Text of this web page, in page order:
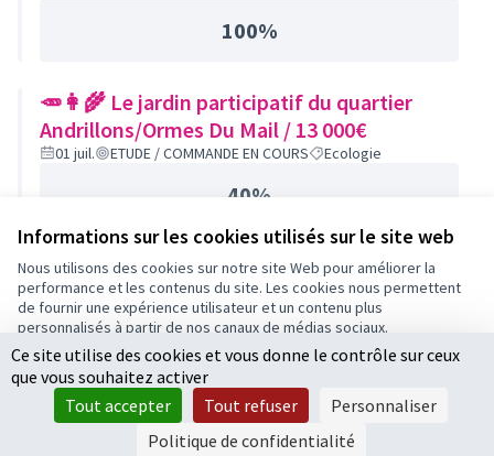
Informations sur les cookies utilisés sur le site web
Nous utilisons des cookies sur notre site Web pour améliorer la
performance et les contenus du site. Les cookies nous permettent
de fournir une expérience utilisateur et un contenu plus
personnalisés à partir de nos canaux de médias sociaux.
Tout accepter
Accepter seulement les cookies essentiels
Paramètres
100%
🥕👩‍🌾 Le jardin participatif du quartier
Andrillons/Ormes Du Mail / 13 000€
01 juil. ETUDE / COMMANDE EN COURS Ecologie
40%
Conditions d'utilisation
Paramètres des cookies
(Lien externe)
Site réalisé parOpen Source Politics
(Lien externe)
grâce aulogiciel libre
Licence
(Lien
Ce site utilise des cookies et vous donne le contrôle sur ceux
que vous souhaitez activer
Tout accepter
Tout refuser
Personnaliser
Politique de confidentialité